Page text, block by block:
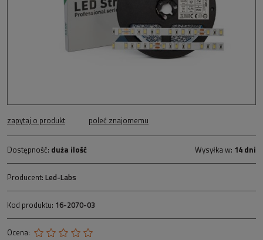
zapytaj o produkt poleć znajomemu
Dostępność: duża ilość Wysyłka w: 14 dni
Producent: Led-Labs
Kod produktu: 16-2070-03
Ocena: